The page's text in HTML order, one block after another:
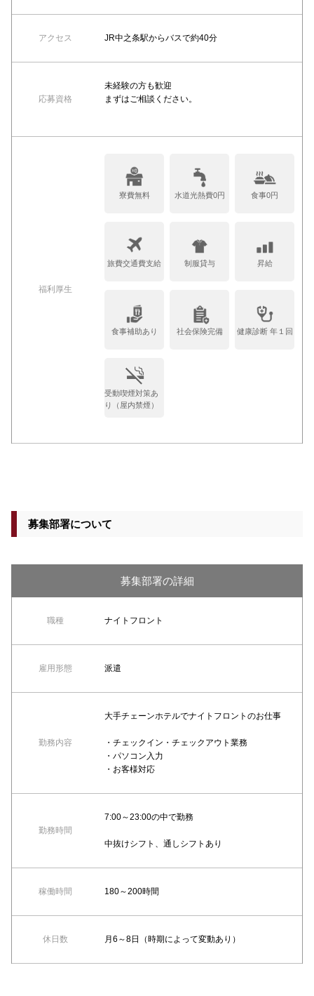
アクセス JR中之条駅からバスで約40分
応募資格
未経験の方も歓迎
まずはご相談ください。
福利厚生
寮費無料 水道光熱費0円 食事0円
旅費交通費支給 制服貸与 昇給
食事補助あり 社会保険完備 健康診断 年１回
受動喫煙対策あ
り（屋内禁煙）
募集部署について
募集部署の詳細
職種 ナイトフロント
雇用形態 派遣
勤務内容
大手チェーンホテルでナイトフロントのお仕事
・チェックイン・チェックアウト業務
・パソコン入力
・お客様対応
勤務時間
7:00～23:00の中で勤務
中抜けシフト、通しシフトあり
稼働時間 180～200時間
休日数 月6～8日（時期によって変動あり）